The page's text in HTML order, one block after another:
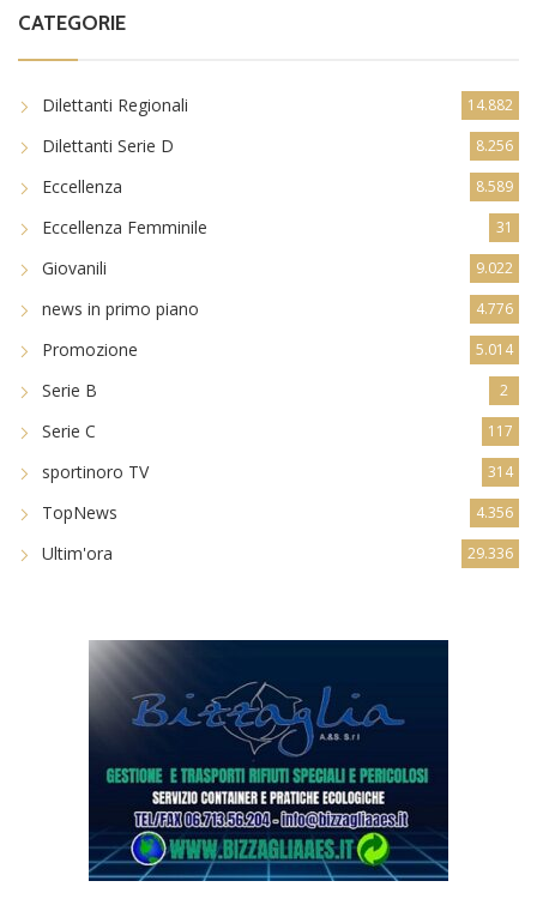
CATEGORIE
Dilettanti Regionali 14.882
Dilettanti Serie D 8.256
Eccellenza 8.589
Eccellenza Femminile 31
Giovanili 9.022
news in primo piano 4.776
Promozione 5.014
Serie B 2
Serie C 117
sportinoro TV 314
TopNews 4.356
Ultim'ora 29.336